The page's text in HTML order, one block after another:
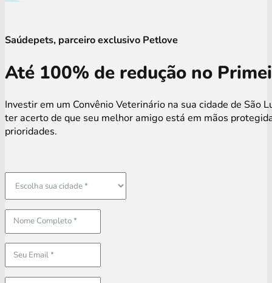
Saúdepets, parceiro exclusivo Petlove
Até 100% de redução no
Investir em um Convênio Veterinário na sua cidade de São
ter acerto de que seu melhor amigo está em mãos
prioridades.